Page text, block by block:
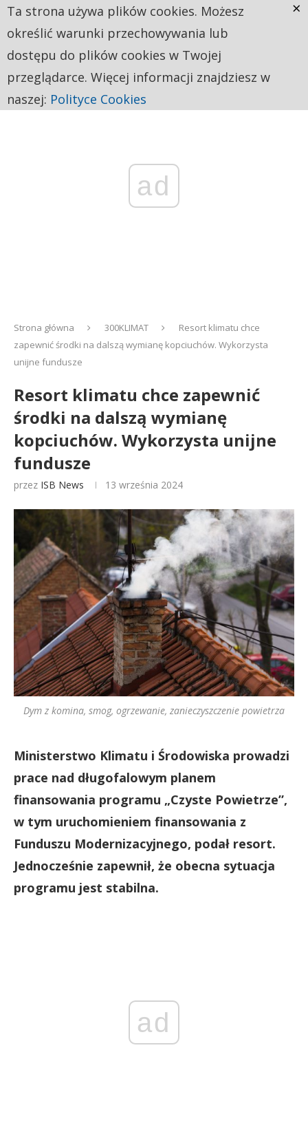
ad
Strona główna 300KLIMAT
Resort klimatu chce
zapewnić środki na dalszą wymianę kopciuchów. Wykorzysta
unijne fundusze
Resort klimatu chce zapewnić
środki na dalszą wymianę
kopciuchów. Wykorzysta unijne
fundusze
przez ISB News 13 września 2024
Dym z komina, smog, ogrzewanie, zanieczyszczenie powietrza
Ministerstwo Klimatu i Środowiska prowadzi
prace nad długofalowym planem
finansowania programu „Czyste Powietrze”,
w tym uruchomieniem finansowania z
Funduszu Modernizacyjnego, podał resort.
Jednocześnie zapewnił, że obecna sytuacja
programu jest stabilna.
ad
Ta strona używa plików cookies. Możesz
określić warunki przechowywania lub
dostępu do plików cookies w Twojej
przeglądarce. Więcej informacji znajdziesz w
naszej: Polityce Cookies
×